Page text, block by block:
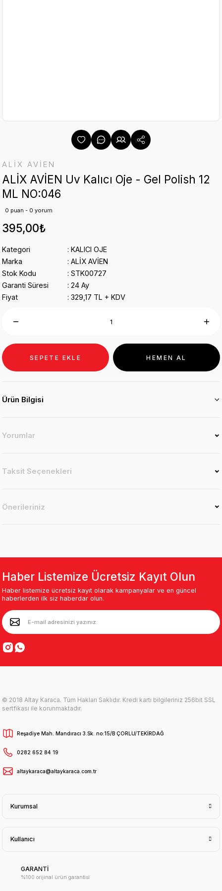
ALİX AVİEN
ALİX AVİEN Uv Kalıcı Oje - Gel Polish 12
ML NO:046
0 puan - 0 yorum
395,00₺
Kategori
KALICI OJE
Marka
ALİX AVİEN
Stok Kodu
STK00727
Garanti Süresi
24 Ay
Fiyat
329,17 TL + KDV
SEPETE EKLE HEMEN AL
Ürün Bilgisi
Yorumlar
Taksit Seçenekleri
Önerileriniz
Haber Listemize Ücretsiz Kayıt Olun
Haber listemize ücretsiz kayıt olarak kampanyalar ve en güncel
haberlerden ilk siz haberdar olun.
© 2018 Altay Karaca. Tüm Hakları Saklıdır. Kredi kartı bilgileriniz 256bit SSL
sertfikası ile korunmaktadır.
Reşadiye Mah. Mandıracı 3.Sk. no:15/B ÇORLU/TEKİRDAĞ
0282 652 84 19
altaykaraca@altaykaraca.com.tr
Kurumsal
Kullanıcı
GARANTİ
%100 orijinal ürün garantisi